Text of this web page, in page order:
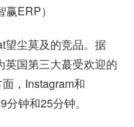
ERP）
望尘莫及的竞品。据
国第三大蕞受欢迎的
，Instagram和
钟和25分钟。